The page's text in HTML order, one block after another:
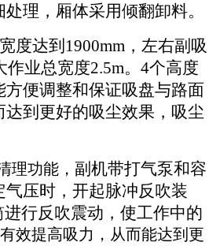
理，厢体采用倾翻卸料。
度达到1900mm，左右副吸
作业总宽度2.5m。4个高度
方便调整和保证吸盘与路面
达到更好的吸尘效果，吸尘
理功能， 副机带打气泵和容
压时，开起脉冲反吹装
进行反吹震动，使工作中的
效提高吸力，从而能达到更